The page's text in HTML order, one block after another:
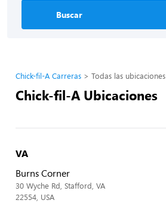
Buscar
Chick-fil-A Carreras Todas las ubicaciones
Chick-fil-A Ubicaciones
VA
Burns Corner
30 Wyche Rd, Stafford, VA
22554, USA